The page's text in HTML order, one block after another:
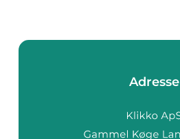
Adresse